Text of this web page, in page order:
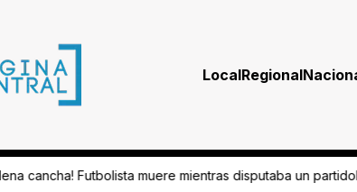
LocalRegional
disputaba un partidoMata a tres, huye con su hijo y cae